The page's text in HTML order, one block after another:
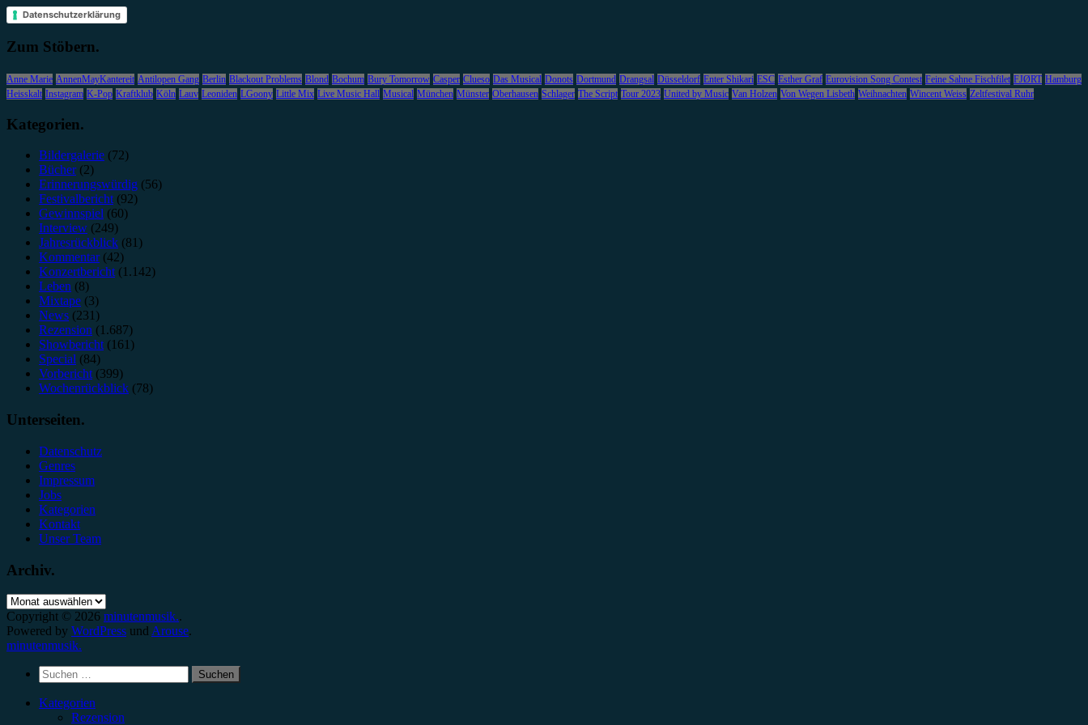
Datenschutzerklärung
Zum Stöbern.
Anne Marie AnnenMayKantereit Antilopen Gang Berlin Blackout Problems Blond Bochum Bury Tomorrow Casper Clueso Das Musical Donots Dortmund Drangsal Düsseldorf Enter Shikari ESC Esther Graf Eurovision Song Contest Feine Sahne Fischfilet FJØRT Hamburg
Heisskalt Instagram K-Pop Kraftklub Köln Lauv Leoniden LGoony Little Mix Live Music Hall Musical München Münster Oberhausen Schlager The Script Tour 2023 United by Music Van Holzen Von Wegen Lisbeth Weihnachten Wincent Weiss Zeltfestival Ruhr
Kategorien.
Bildergalerie (72)
Bücher(2)
Erinnerungswürdig (56)
Festivalbericht(92)
Gewinnspiel (60)
Interview (249)
Jahresrückblick (81)
Kommentar(42)
Konzertbericht(1.142)
Leben (8)
Mixtape (3)
News (231)
Rezension (1.687)
Showbericht(161)
Special (84)
Vorbericht(399)
Wochenrückblick (78)
Unterseiten.
Datenschutz
Genres
Impressum
Jobs
Kategorien
Kontakt
Unser Team
Archiv.
Archiv.
Copyright © 2026 minutenmusik..
Powered by WordPress und Arouse.
minutenmusik.
Suchen
nach:
Kategorien
Rezension